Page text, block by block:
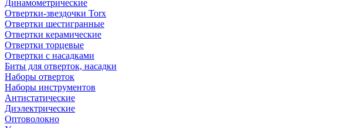
Динамометрические
Отвертки-звездочки Torx
Отвертки шестигранные
Отвертки керамические
Отвертки торцевые
Отвертки с насадками
Биты для отверток, насадки
Наборы отверток
Наборы инструментов
Антистатические
Диэлектрические
Оптоволокно